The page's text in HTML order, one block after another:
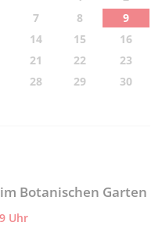
7 8
9
14 15
16
21 22
23
28 29
30
Botanischen Garten
Uhr